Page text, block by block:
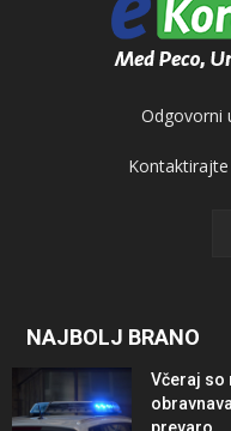
Odgovorni
Kontaktirajte
NAJBOLJ BRANO
Včeraj so
prevaro